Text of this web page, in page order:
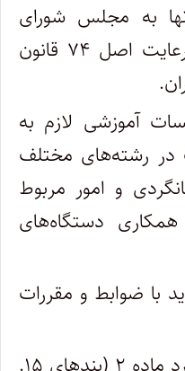
به مجلس شورای
اسلامی جهت تصویب با رعایت اصل ۷۴ قانون
آموزشی لازم به
در رشته‌های مختلف
و امور مربوط‌
دستگاه‌های
با ضوابط و مقررات